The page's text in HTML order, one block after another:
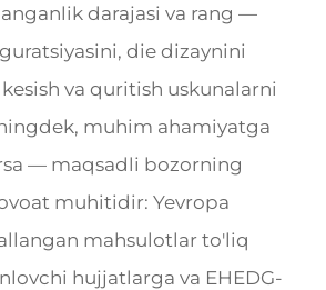
darajasi va rang —
die dizaynini
va quritish uskunalarni
muhim ahamiyatga
— maqsadli bozorning
muhitidir: Yevropa
mahsulotlar to'liq
hujjatlarga va EHEDG-